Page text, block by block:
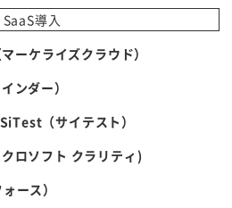
SaaS導入
ーケライズクラウド）
ンダー）
SiTest（サイテスト）
ソフト クラリティ)
ース）